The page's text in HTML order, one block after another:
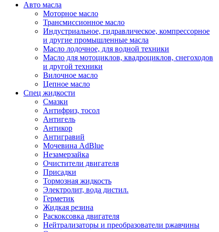
Авто масла
Моторное масло
Трансмиссионное масло
Индустриальное, гидравлическое, компрессорное
и другие промышленные масла
Масло лодочное, для водной техники
Масло для мотоциклов, квадроциклов, снегоходов
и другой техники
Вилочное масло
Цепное масло
Спец жидкости
Смазки
Антифриз, тосол
Антигель
Антикор
Антигравий
Мочевина AdBlue
Незамерзайка
Очистители двигателя
Присадки
Тормозная жидкость
Электролит, вода дистил.
Герметик
Жидкая резина
Раскоксовка двигателя
Нейтрализаторы и преобразователи ржавчины